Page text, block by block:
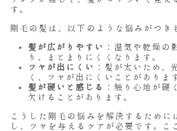
す。
剛毛の髪は、以下のような悩みがつき
髪が広がりやすい
：湿気や乾燥の
り、まとまりにくくなります。
ツヤが出にくい
：髪が太いため、
く、ツヤが出にくいことがありま
髪が硬いと感じる
：触り心地が硬
欠けることがあります。
こうした剛毛の悩みを解決するために
し、ツヤを与えるケアが必要です。こ